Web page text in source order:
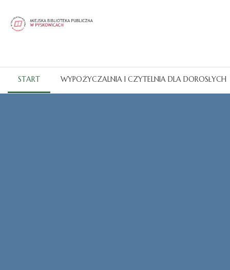
START WYPOŻYCZALNIA I CZYTELNIA DLA DOROSŁYCH